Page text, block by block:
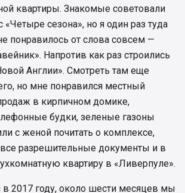
квартиры. Знакомые советовали
сезона», но я один раз туда
понравилось от слова совсем —
Напротив как раз строились
Англии». Смотреть там еще
но мне понравился местный
в кирпичном домике,
будки, зеленые газоны
с женой почитать о комплексе,
разрешительные документы и в
квартиру в «Ливерпуле».
2017 году, около шести месяцев мы